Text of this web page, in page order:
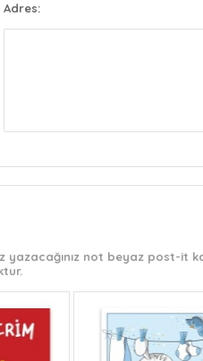
Adres:
not beyaz post-it